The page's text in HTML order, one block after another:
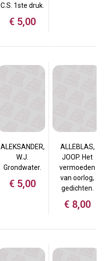
C.S. 1ste druk.
€ 5,00
ALEKSANDER,
W.J.
Grondwater.
€ 5,00
ALLEBLAS,
JOOP. Het
vermoeden
van oorlog,
gedichten.
€ 8,00